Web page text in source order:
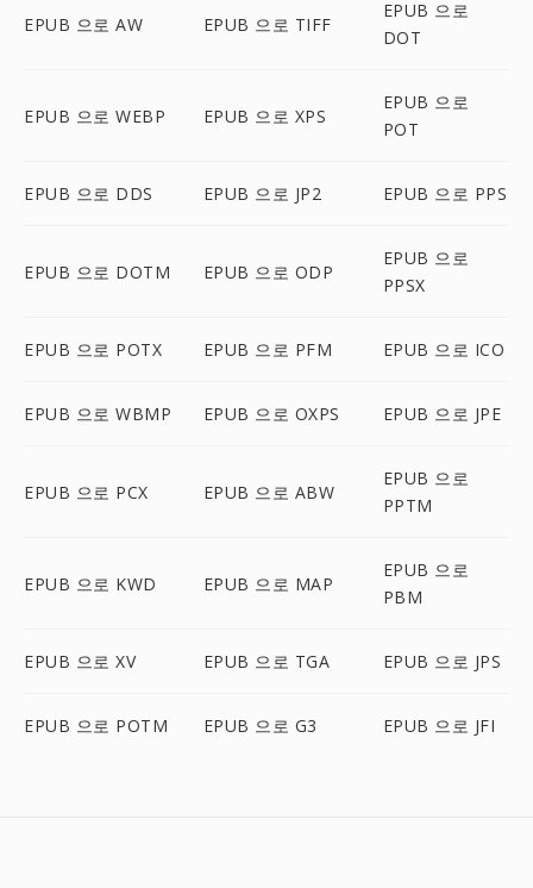
EPUB 으로 AW EPUB 으로 TIFF
EPUB 으로
DOT
EPUB 으로 WEBP EPUB 으로 XPS
EPUB 으로
POT
EPUB 으로 DDS EPUB 으로 JP2 EPUB 으로 PPS
EPUB 으로 DOTM EPUB 으로 ODP
EPUB 으로
PPSX
EPUB 으로 POTX EPUB 으로 PFM EPUB 으로 ICO
EPUB 으로 WBMP EPUB 으로 OXPS EPUB 으로 JPE
EPUB 으로 PCX EPUB 으로 ABW
EPUB 으로
PPTM
EPUB 으로 KWD EPUB 으로 MAP
EPUB 으로
PBM
EPUB 으로 XV EPUB 으로 TGA EPUB 으로 JPS
EPUB 으로 POTM EPUB 으로 G3 EPUB 으로 JFI